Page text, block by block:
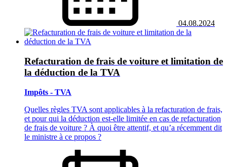
04.08.2024
Refacturation de frais de voiture et limitation de
la déduction de la TVA
Impôts - TVA
Quelles règles TVA sont applicables à la refacturation de frais,
et pour qui la déduction est-elle limitée en cas de refacturation
de frais de voiture ? À quoi être attentif, et qu’a récemment dit
le ministre à ce propos ?